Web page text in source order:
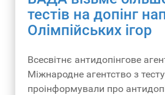
тестів на допінг
Олімпійських ігор
Всесвітнє антидопінгове
Міжнародне агентство з
проінформували про